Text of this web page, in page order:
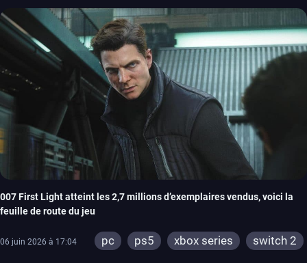
007 First Light atteint les 2,7 millions d’exemplaires vendus, voici la
feuille de route du jeu
06 juin 2026 à 17:04 pc ps5 xbox series switch 2